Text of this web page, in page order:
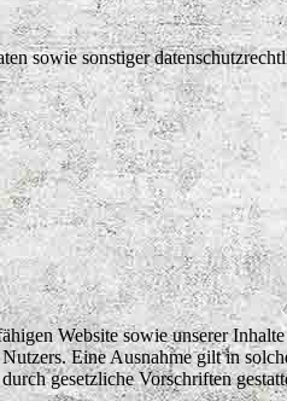
sowie sonstiger
Website sowie unserer
Eine Ausnahme gilt in
gesetzliche Vorschriften